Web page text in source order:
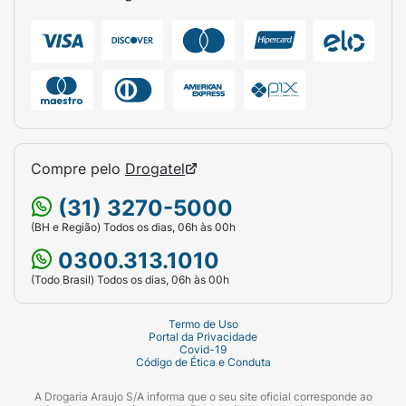
escova de cerdas macias. Deixe secar sempre
Ficha Técnica:
Marca:Ipanema.
Linha:Casual.
Gênero:Masculino.
Cor da Palmilha:Marrom.
Marrom (Larga e texturizada).
PVC / Borracha flexível de alta
Compre pelo Drogatel
(31) 3270-5000
(BH e Região) Todos os dias, 06h às 00h
0300.313.1010
(Todo Brasil) Todos os dias, 06h às 00h
Termo de Uso
Portal da Privacidade
Covid-19
Código de Ética e Conduta
A Drogaria Araujo S/A informa que o seu site oficial corresponde ao